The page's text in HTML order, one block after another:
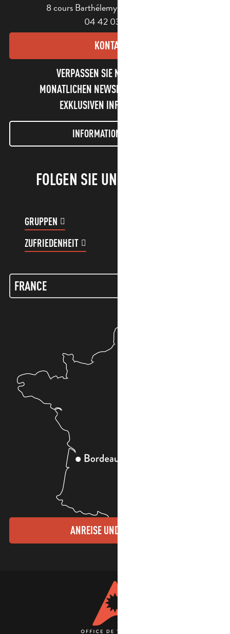
8 cours Barthélemy - 13400 Aubagne
04 42 03 49 98
KONTAKT
VERPASSEN SIE NICHT UNSEREN
MONATLICHEN NEWSLETTER UND UNSERE
EXKLUSIVEN INFORMATIONEN!
INFORMATIONEN LETTER
FOLGEN SIE UNS!
GRUPPEN
ZUFRIEDENHEIT
ANREISE UND KONTAKTE